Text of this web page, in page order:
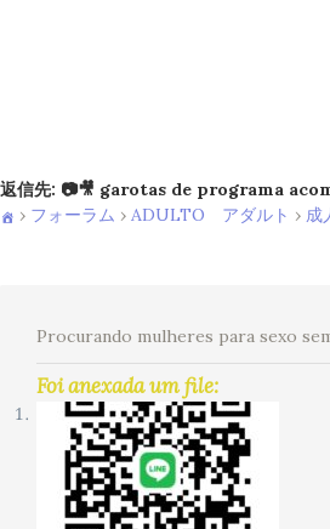
返信先: 📷🎥 garotas de programa
› フォーラム › ADULTO アダルト › 成
Procurando mulheres para sexo
Foi anexada um file: